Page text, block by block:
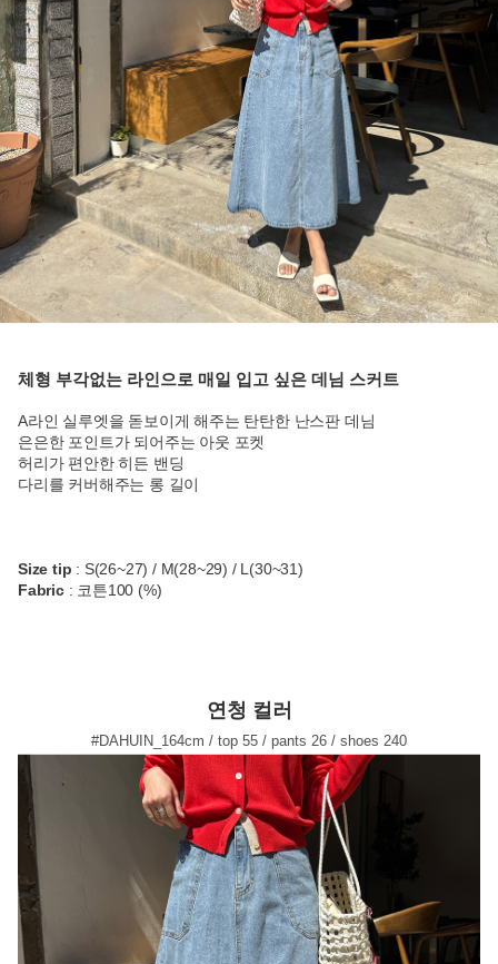
체형 부각없는 라인으로 매일 입고 싶은 데님 스커트
A라인 실루엣을 돋보이게 해주는 탄탄한 난스판 데님
은은한 포인트가 되어주는 아웃 포켓
허리가 편안한 히든 밴딩
다리를 커버해주는 롱 길이
Size tip : S(26~27) / M(28~29) / L(30~31)
Fabric: 코튼100 (%)
연청 컬러
#DAHUIN_164cm / top 55 / pants 26 / shoes 240